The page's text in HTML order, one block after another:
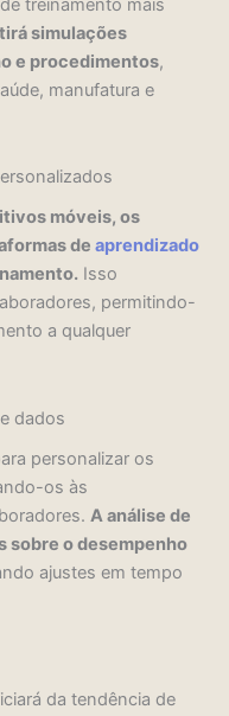
treinamento mais
simulações
e procedimentos,
manufatura e
móveis, os
deaprendizado
Isso
permitindo-
a qualquer
dados
personalizar os
os às
A análise de
sobre o desempenho
ajustes em tempo
da tendência de